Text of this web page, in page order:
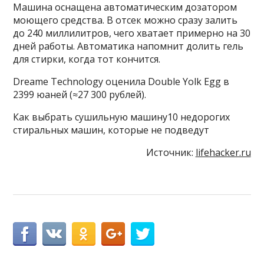
Машина оснащена автоматическим дозатором
моющего средства. В отсек можно сразу залить
до 240 миллилитров, чего хватает примерно на 30
дней работы. Автоматика напомнит долить гель
для стирки, когда тот кончится.
Dreame Technology оценила Double Yolk Egg в
2399 юаней (≈27 300 рублей).
Как выбрать сушильную машину10 недорогих
стиральных машин, которые не подведут
Источник: lifehacker.ru